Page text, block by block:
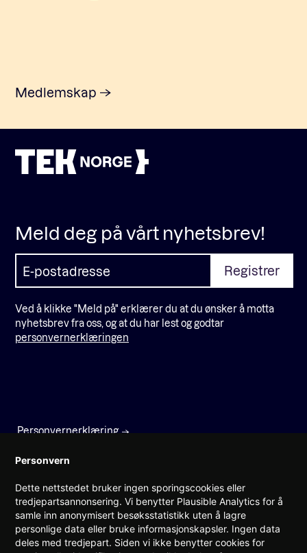
Medlemskap
Prinsens gate 22
0157 Oslo
(+47) 960 08 142
Meld deg på vårt nyhetsbrev!
Ved å klikke "Meld på" erklærer du at du ønsker å motta
nyhetsbrev fra oss, og at du har lest og godtar
personvernerklæringen
Personvernerklæring
Personvern
Dette nettstedet bruker ingen sporingscookies eller
tredjepartsannonsering. Vi benytter Plausible Analytics for å
samle inn anonymisert besøksstatistikk uten å lagre
personlige data eller bruke informasjonskapsler. Ingen data
deles med tredjepart. Siden vi ikke benytter cookies for